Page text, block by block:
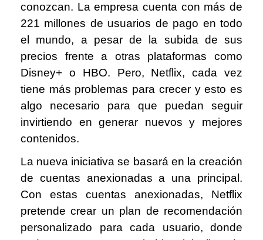
conozcan. La empresa cuenta con más de
221 millones de usuarios de pago en todo
el mundo, a pesar de la subida de sus
precios frente a otras plataformas como
Disney+ o HBO. Pero, Netflix, cada vez
tiene más problemas para crecer y esto es
algo necesario para que puedan seguir
invirtiendo en generar nuevos y mejores
contenidos.
La nueva iniciativa se basará en la creación
de cuentas anexionadas a una principal.
Con estas cuentas anexionadas, Netflix
pretende crear un plan de recomendación
personalizado para cada usuario, donde